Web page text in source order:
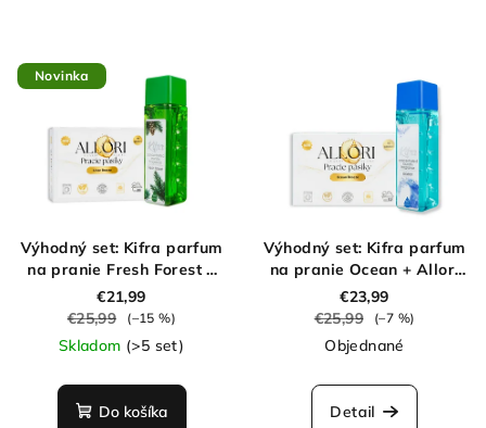
Novinka
Výhodný set: Kifra parfum
na pranie Fresh Forest +
Allori pracie pásiky Linen
Breeze
€21,99
€25,99
(–15 %)
Skladom (>5 set)
Do košíka
Výhodný set: Kifra parfum
na pranie Ocean + Allori
pracie pásiky Ocean
€23,99
€25,99
(–7 %)
Objednané
Detail